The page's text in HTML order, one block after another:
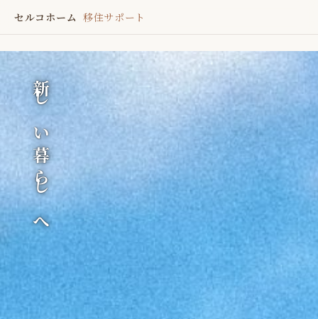
セルコホーム 移住サポート
新しい暮らしへ